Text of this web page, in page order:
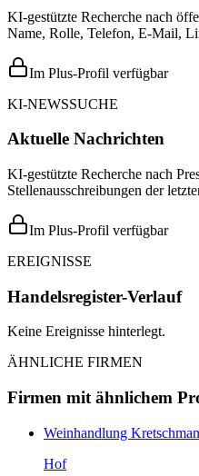
KI-gestützte Recherche nach
Name, Rolle, Telefon, E-Mail,
Im Plus-Profil verfügbar
KI-NEWSSUCHE
Aktuelle Nachrichten
KI-gestützte Recherche nach
Stellenausschreibungen der
Im Plus-Profil verfügbar
EREIGNISSE
Handelsregister-Verlauf
Keine Ereignisse hinterlegt.
ÄHNLICHE FIRMEN
Firmen mit ähnlichem
Weinhandlung
Hof